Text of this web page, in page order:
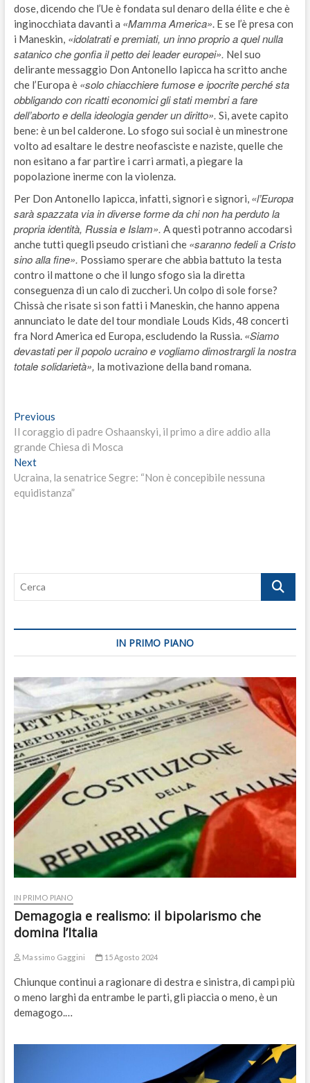
dose, dicendo che l’Ue è fondata sul denaro della élite e che è
inginocchiata davanti a «Mamma America». E se l’è presa con
i Maneskin,«idolatrati e premiati, un inno proprio a quel nulla
satanico che gonfia il petto dei leader europei». Nel suo
delirante messaggio Don Antonello Iapicca ha scritto anche
che l’Europa è «solo chiacchiere fumose e ipocrite perché sta
obbligando con ricatti economici gli stati membri a fare
dell’aborto e della ideologia gender un diritto». Sì, avete capito
bene: è un bel calderone. Lo sfogo sui social è un minestrone
volto ad esaltare le destre neofasciste e naziste, quelle che
non esitano a far partire i carri armati, a piegare la
popolazione inerme con la violenza.
Per Don Antonello Iapicca, infatti, signori e signori, «l’Europa
sarà spazzata via in diverse forme da chi non ha perduto la
propria identità, Russia e Islam». A questi potranno accodarsi
anche tutti quegli pseudo cristiani che «saranno fedeli a Cristo
sino alla fine». Possiamo sperare che abbia battuto la testa
contro il mattone o che il lungo sfogo sia la diretta
conseguenza di un calo di zuccheri. Un colpo di sole forse?
Chissà che risate si son fatti i Maneskin, che hanno appena
annunciato le date del tour mondiale Louds Kids, 48 concerti
fra Nord America ed Europa, escludendo la Russia. «Siamo
devastati per il popolo ucraino e vogliamo dimostrargli la nostra
totale solidarietà», la motivazione della band romana.
Navigazione
articoli
PreviousPrevious
post:
Il coraggio di padre Oshaanskyi, il primo a dire addio alla
grande Chiesa di Mosca
NextNext
post:
Ucraina, la senatrice Segre: “Non è concepibile nessuna
equidistanza”
Cerca
IN PRIMO PIANO
IN PRIMO PIANO
Demagogia e realismo: il bipolarismo che
domina l’Italia
Massimo Gaggini 15 Agosto 2024
Chiunque continui a ragionare di destra e sinistra, di campi più
o meno larghi da entrambe le parti, gli piaccia o meno, è un
demagogo.…